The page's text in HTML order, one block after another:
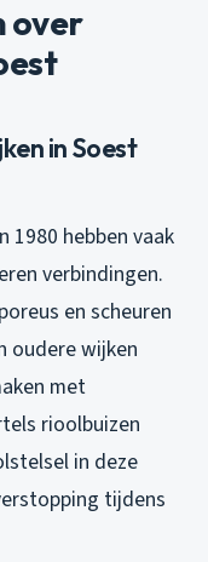
over
in Soest
1980 hebben vaak
verbindingen.
en scheuren
oudere wijken
met
rioolbuizen
in deze
tijdens